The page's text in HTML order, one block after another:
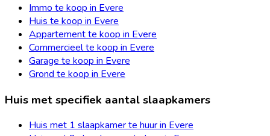
Immo te koop in Evere
Huis te koop in Evere
Appartement te koop in Evere
Commercieel te koop in Evere
Garage te koop in Evere
Grond te koop in Evere
Huis met specifiek aantal slaapkamers
Huis met 1 slaapkamer te huur in Evere